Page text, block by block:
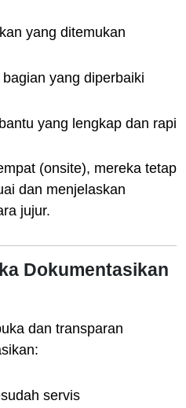
yang ditemukan
yang diperbaiki
yang lengkap dan rapi
(onsite), mereka tetap
dan menjelaskan
jujur.
Dokumentasikan
dan transparan
servis